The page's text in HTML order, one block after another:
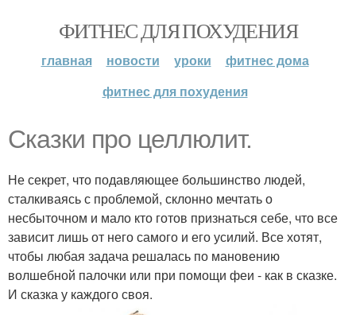
ФИТНЕС ДЛЯ ПОХУДЕНИЯ
главная новости уроки
фитнес дома
фитнес для похудения
Сказки про целлюлит.
Не секрет, что подавляющее большинство людей,
сталкиваясь с проблемой, склонно мечтать о
несбыточном и мало кто готов признаться себе, что все
зависит лишь от него самого и его усилий. Все хотят,
чтобы любая задача решалась по мановению
волшебной палочки или при помощи феи - как в сказке.
И сказка у каждого своя.